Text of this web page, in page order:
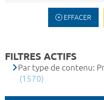
EFFACER
FILTRES ACTIFS
Par type de contenu:
(1570)